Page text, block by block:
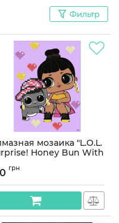
Фильтр
мозаика "L.O.L.
Honey Bun With
см
AML1204
грн